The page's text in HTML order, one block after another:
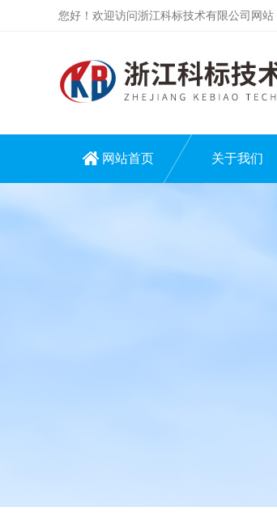
您好！欢迎访问浙江科标技术有限公司网站
网站首页 关于我们